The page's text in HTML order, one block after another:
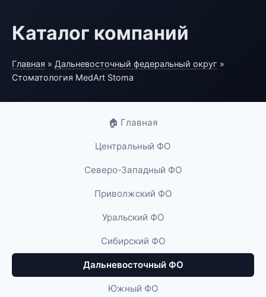
Каталог компаний
Главная » Дальневосточный федеральный округ »
Стоматология MedArt Stoma
🏠 Главная
Центральный ФО
Северо-Западный ФО
Приволжский ФО
Уральский ФО
Сибирский ФО
Дальневосточный ФО
Южный ФО